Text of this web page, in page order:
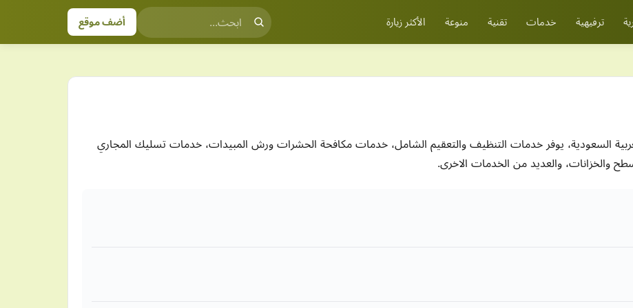
ترفيهية خدمات تقنية منوعة الأكثر زيارة أضف موقع
السعودية، يوفر خدمات التنظيف والتعقيم الشامل، خدمات مكافحة الحشرات ورش المبيدات، خدمات تسليك المجاري
والعديد من الخدمات الاخرى.